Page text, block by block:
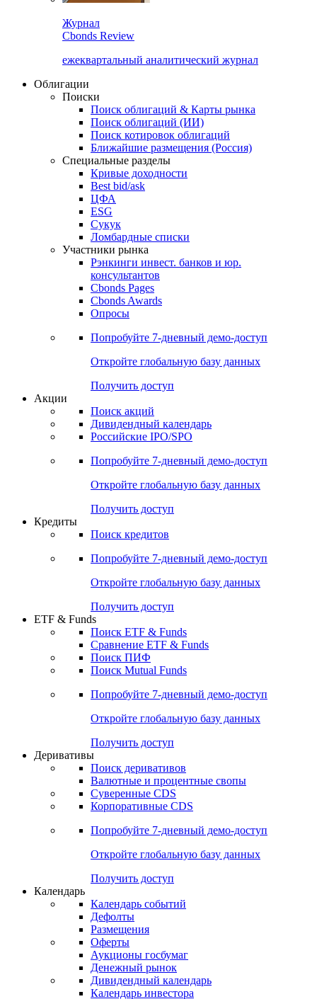
Cbonds Review
ежеквартальный аналитический журнал
Облигации
Поиски
Поиск облигаций & Карты рынка
Поиск облигаций (ИИ)
Поиск котировок облигаций
Ближайшие размещения (Россия)
Специальные разделы
Кривые доходности
Best bid/ask
ЦФА
ESG
Сукук
Ломбардные списки
Участники рынка
Рэнкинги инвест. банков и юр.
Cbonds Pages
Опросы
Попробуйте7-дневный
Откройте глобальную базу данных
Получить доступ
Поиск акций
Российские IPO/SPO
Попробуйте7-дневный
Откройте глобальную базу данных
Получить доступ
Поиск кредитов
Попробуйте7-дневный
Откройте глобальную базу данных
Получить доступ
ETF & Funds
Сравнение ETF & Funds
Поиск Mutual Funds
Попробуйте7-дневный
Откройте глобальную базу данных
Получить доступ
Деривативы
Валютные и процентные свопы
Корпоративные CDS
Попробуйте7-дневный
Откройте глобальную базу данных
Получить доступ
Календарь
Календарь событий
Дефолты
Размещения
Оферты